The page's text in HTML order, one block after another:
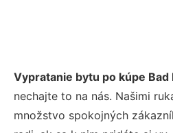
Vypratanie bytu po kúpe
nechajte to na nás. Našimi
množstvo spokojných